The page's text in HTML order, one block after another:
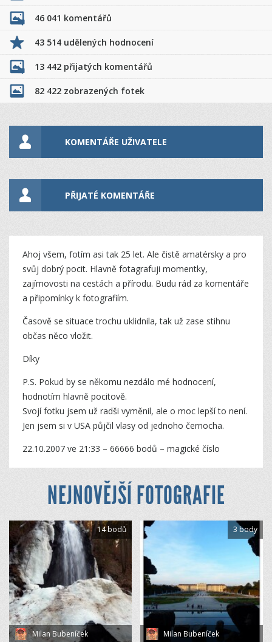
46 041 komentářů
43 514 udělených hodnocení
13 442 přijatých komentářů
82 422 zobrazených fotek
KOMENTÁŘE UŽIVATELE
PŘIJATÉ KOMENTÁŘE
Ahoj všem, fotím asi tak 25 let. Ale čistě amatérsky a pro
svůj dobrý pocit. Hlavně fotagrafuji momentky,
zajímovosti na cestách a přírodu. Budu rád za komentáře
a připomínky k fotografiím.
Časově se situace trochu uklidnila, tak už zase stihnu
občas něco vložit.
Díky
P.S. Pokud by se někomu nezdálo mé hodnocení,
hodnotím hlavně pocitově.
Svojí fotku jsem už radši vyměnil, ale o moc lepší to není.
Jen jsem si v USA půjčil vlasy od jednoho černocha.
22.10.2007 ve 21:33 – 66666 bodů – magické číslo
NEJNOVĚJŠÍ FOTOGRAFIE
Milan Bubeníček
14 bodů
Milan Bubeníček
3 body